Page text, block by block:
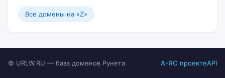
Все домены на «Z»
© URLW.RU — база доменов Рунета А-ЯО проектеAPI